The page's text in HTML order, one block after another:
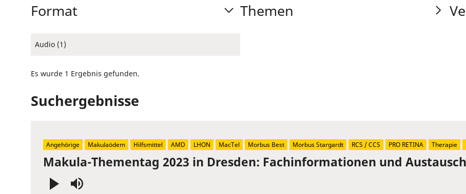
Format
Audio (1)
Themen
Es wurde 1 Ergebnis gefunden.
Suchergebnisse
Makula-Thementag 2023 in Dresden: Fachinformationen und Austausch
Angehörige Makulaödem Hilfsmittel AMD LHON MacTel Morbus Best Morbus Stargardt RCS / CCS PRO RETINA Therapie